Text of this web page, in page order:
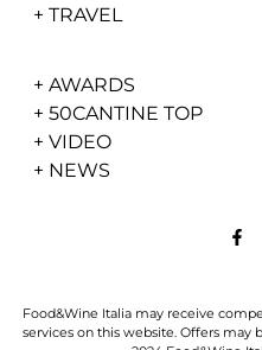
+ TRAVEL
+ AWARDS
+ 50CANTINE TOP
+ VIDEO
+ NEWS
Food&Wine Italia may receive
services on this website. Offers